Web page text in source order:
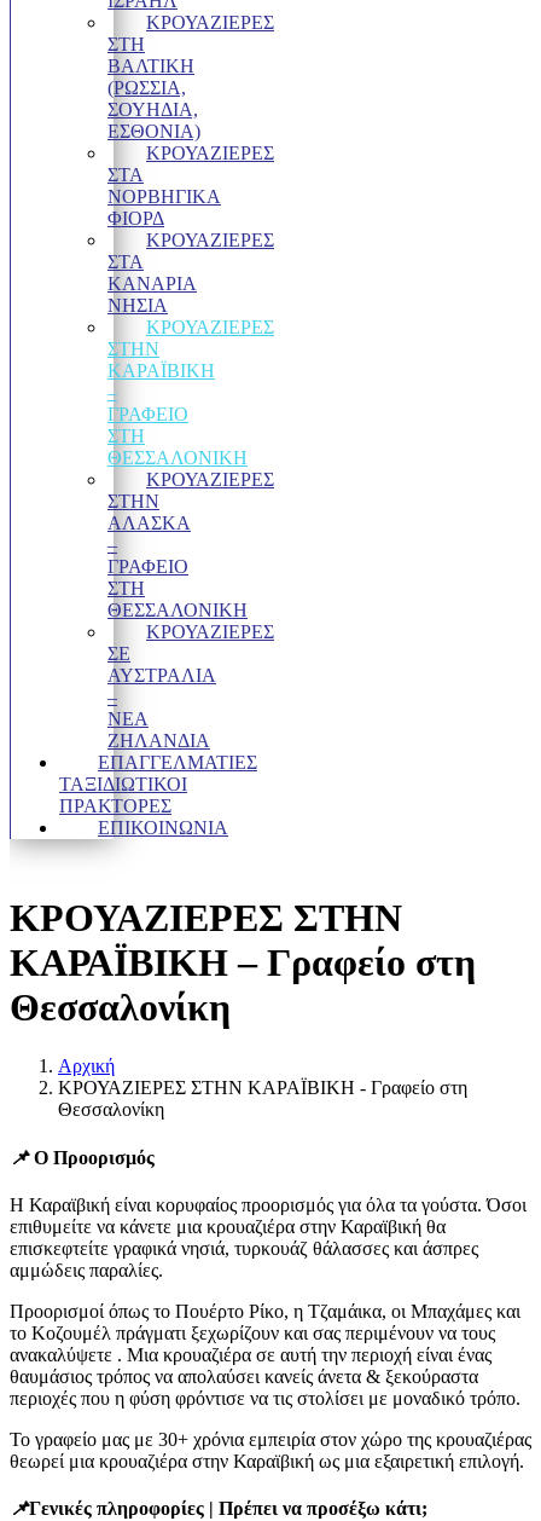
ΚΡΟΥΑΖΙΕΡΕΣ
ΣΤΗ
ΒΑΛΤΙΚΗ
(ΡΩΣΣΙΑ,
ΣΟΥΗΔΙΑ,
ΕΣΘΟΝΙΑ)
ΚΡΟΥΑΖΙΕΡΕΣ
ΣΤΑ
ΝΟΡΒΗΓΙΚΑ
ΦΙΟΡΔ
ΚΡΟΥΑΖΙΕΡΕΣ
ΣΤΑ
ΚΑΝΑΡΙΑ
ΝΗΣΙΑ
ΚΡΟΥΑΖΙΕΡΕΣ
ΣΤΗΝ
ΚΑΡΑΪΒΙΚΗ
–
ΓΡΑΦΕΊΟ
ΣΤΗ
ΘΕΣΣΑΛΟΝΊΚΗ
ΚΡΟΥΑΖΙΕΡΕΣ
ΣΤΗΝ
ΑΛΑΣΚΑ
–
ΓΡΑΦΕΊΟ
ΣΤΗ
ΘΕΣΣΑΛΟΝΊΚΗ
ΚΡΟΥΑΖΙΕΡΕΣ
ΣΕ
ΑΥΣΤΡΑΛΙΑ
–
ΝΕΑ
ΖΗΛΑΝΔΙΑ
ΕΠΑΓΓΕΛΜΑΤΊΕΣ
ΤΑΞΙΔΙΩΤΙΚΟΊ
ΠΡΆΚΤΟΡΕΣ
ΕΠΙΚΟΙΝΩΝΙΑ
ΚΡΟΥΑΖΙΕΡΕΣ ΣΤΗΝ
ΚΑΡΑΪΒΙΚΗ – Γραφείο στη
Θεσσαλονίκη
Αρχική
ΚΡΟΥΑΖΙΕΡΕΣ ΣΤΗΝ ΚΑΡΑΪΒΙΚΗ - Γραφείο στη
Θεσσαλονίκη
📌Ο Προορισμός
Η Καραϊβική είναι κορυφαίος προορισμός για όλα τα γούστα. Όσοι
επιθυμείτε να κάνετε μια κρουαζιέρα στην Καραϊβική θα
επισκεφτείτε γραφικά νησιά, τυρκουάζ θάλασσες και άσπρες
αμμώδεις παραλίες.
Προορισμοί όπως το Πουέρτο Ρίκο, η Τζαμάικα, οι Μπαχάμες και
το Κοζουμέλ πράγματι ξεχωρίζουν και σας περιμένουν να τους
ανακαλύψετε . Μια κρουαζιέρα σε αυτή την περιοχή είναι ένας
θαυμάσιος τρόπος να απολαύσει κανείς άνετα & ξεκούραστα
περιοχές που η φύση φρόντισε να τις στολίσει με μοναδικό τρόπο.
Το γραφείο μας με 30+ χρόνια εμπειρία στον χώρο της κρουαζιέρας
θεωρεί μια κρουαζιέρα στην Καραϊβική ως μια εξαιρετική επιλογή.
📌Γενικές πληροφορίες | Πρέπει να προσέξω κάτι;